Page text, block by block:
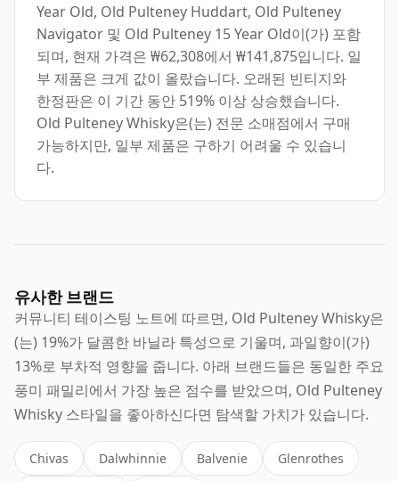
Year Old, Old Pulteney Huddart, Old Pulteney
Navigator 및 Old Pulteney 15 Year Old이(가) 포함
되며, 현재 가격은 ₩62,308에서 ₩141,875입니다. 일
부 제품은 크게 값이 올랐습니다. 오래된 빈티지와
한정판은 이 기간 동안 519% 이상 상승했습니다.
Old Pulteney Whisky은(는) 전문 소매점에서 구매
가능하지만, 일부 제품은 구하기 어려울 수 있습니
다.
유사한 브랜드
커뮤니티 테이스팅 노트에 따르면, Old Pulteney Whisky은
(는) 19%가 달콤한 바닐라 특성으로 기울며, 과일향이(가)
13%로 부차적 영향을 줍니다. 아래 브랜드들은 동일한 주요
풍미 패밀리에서 가장 높은 점수를 받았으며, Old Pulteney
Whisky 스타일을 좋아하신다면 탐색할 가치가 있습니다.
Chivas Dalwhinnie Balvenie Glenrothes